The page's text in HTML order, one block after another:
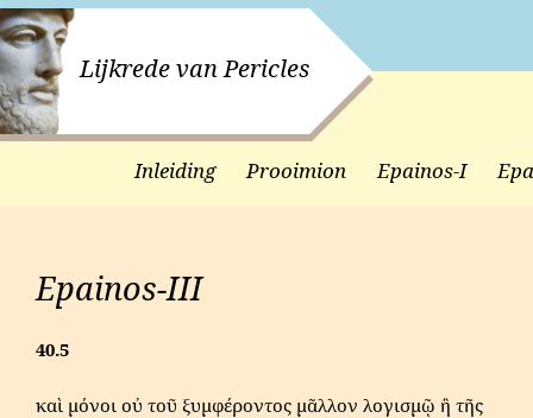
Lijkrede van Pericles
Inleiding Prooimion Epainos-I
Epainos-III
40.5
καὶ μόνοι οὐ τοῦ ξυμφέροντος μᾶλλον λογισμῷ ἢ τῆς